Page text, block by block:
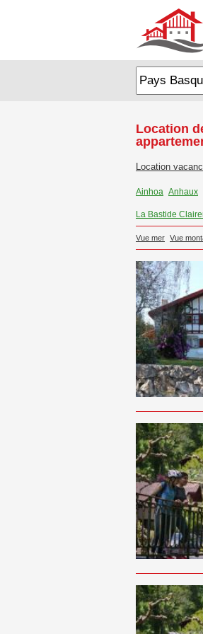
Location
Location
Ainhoa Anhaux
La Bastide
Vue mer Vue